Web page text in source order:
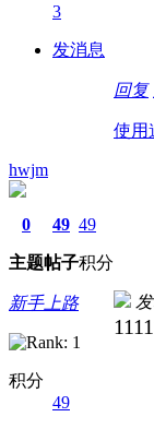
3
发消息
回复
使用
hwjm
0
主题
49
帖子
49
积分
新手上路
积分
49